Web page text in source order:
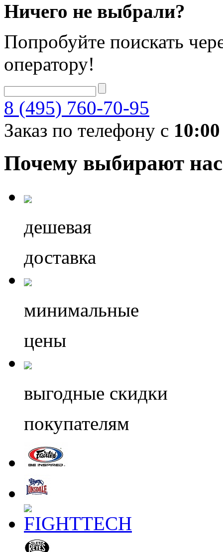
Ничего не выбрали?
Попробуйте поискать
оператору!
8 (495) 760-70-95
Заказ по телефону с 10:00
Почему выбирают нас
дешевая
доставка
минимальные
цены
выгодные скидки
покупателям